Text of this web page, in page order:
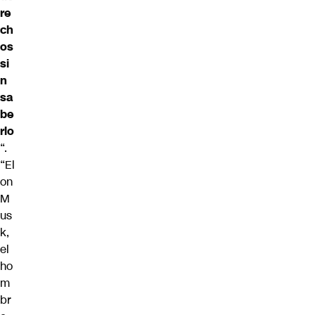
re
ch
os
si
n
sa
be
rlo
“.
“El
on
M
us
k,
el
ho
m
br